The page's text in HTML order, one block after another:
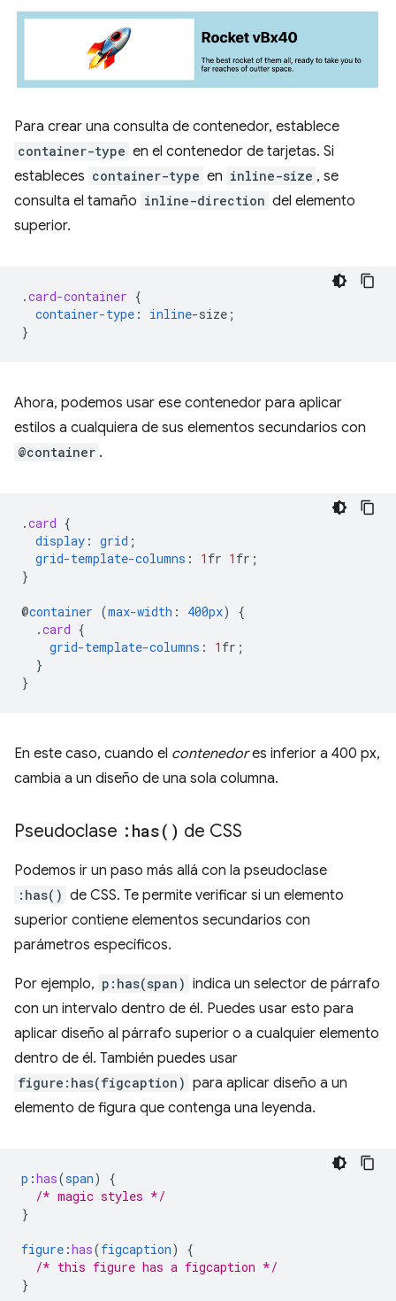
Para crear una consulta de contenedor, establece
container-type en el contenedor de tarjetas. Si
estableces container-type en inline-size , se
consulta el tamaño inline-direction del elemento
superior.
.card-container {
container-type : inline-size ;
}
Ahora, podemos usar ese contenedor para aplicar
estilos a cualquiera de sus elementos secundarios con
@container .
.card {
display : grid ;
grid-template-columns : 1 fr 1 fr ;
}
@container (max-width : 400px)
{
.card {
grid-template-columns : 1 fr ;
}
}
En este caso, cuando el contenedores inferior a 400 px,
cambia a un diseño de una sola columna.
Pseudoclase : has( ) de CSS
Podemos ir un paso más allá con la pseudoclase
:has() de CSS. Te permite verificar si un elemento
superior contiene elementos secundarios con
parámetros específicos.
Por ejemplo, p:has(span) indica un selector de párrafo
con un intervalo dentro de él. Puedes usar esto para
aplicar diseño al párrafo superior o a cualquier elemento
dentro de él. También puedes usar
figure:has(figcaption) para aplicar diseño a un
elemento de figura que contenga una leyenda.
p :has(span)
{
/* magic styles */
}
figure :has(figcaption)
{
/* this figure has a figcaption */
}